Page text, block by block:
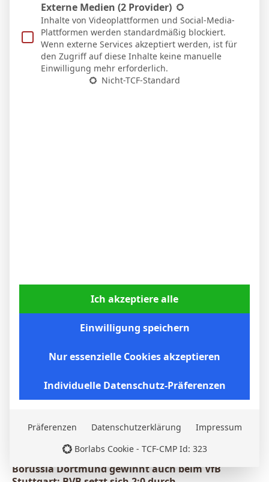
BVB – Netradio: Das Webradio von Borussia
Dortmund live
Borussia Dortmund gewinnt auch beim VfB
Externe Medien (2 Provider)
Inhalte von Videoplattformen und Social-Media-
Plattformen werden standardmäßig blockiert.
Wenn externe Services akzeptiert werden, ist für
den Zugriff auf diese Inhalte keine manuelle
Einwilligung mehr erforderlich.
Nicht-TCF-Standard
Ich akzeptiere alle
Einwilligung speichern
Nur essenzielle Cookies akzeptieren
Individuelle Datenschutz-Präferenzen
Präferenzen Datenschutzerklärung
Impressum
Borlabs Cookie - TCF-CMP Id: 323